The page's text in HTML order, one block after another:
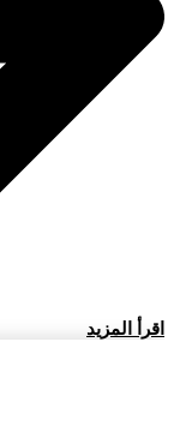
اقرأ المزيد